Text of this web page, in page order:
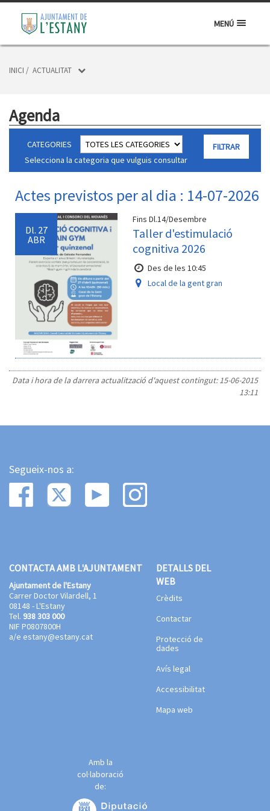
MENÚ
INICI / ACTUALITAT
Agenda
CATEGORIES
Selecciona la categoria que vulguis consultar
Actes previstos per al dia : 14-07-2026
Dl. 27
ABR
Fins Dl.14/Desembre
Taller d'estimulació
cognitiva 2026
Des de les 10:45
Local de la gent gran
Data i hora de la darrera actualització d'aquest contingut:15-06-2015
13:11
Segueix-nos a:
CONTACTA AMB L'AJUNTAMENT
Ajuntament de l'Estany
Carrer Doctor Vilardell, 1
08148 - L'Estany
Tel. 938 303 000
NIF P0807800H
a/e estany@estany.cat
DETALLS DEL
WEB
Crèdits
Contactar
Protecció de
dades
Avís legal
Accessibilitat
Mapa web
Amb la
col·laboració
de: